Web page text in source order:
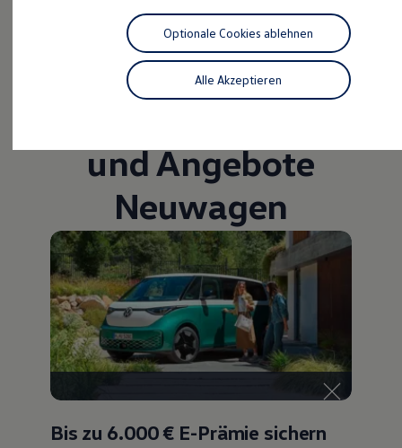
Ladezeitensimulator
Ladelösungen für Privatkunden
Ladelösungen für Gewerbekunden
Wallbox und Ladekabel
Bidirektionales Laden
Förderung & Kosten der Elektrofahrzeuge
Kostensimulator
Autonomes Fahren
Mehr zum ID. Buzz
Online Beratung
California Welt
California Club
California Magazin & Ratgeber
Vanlife
Ratgeber
Routen & Reisen
California Reisen & Erlebnisse
California App
California Lifestyle & Zubehör
Übernachten im California
Marke
Unternehmen
Karriere
Karriere im Unternehmen
Karriere im Autohaus
Servicetermin anfragen
und Angebote
Neuwagen
Bis zu 6.000 € E-Prämie sichern
Alle Akzeptieren
Optionale Cookies ablehnen